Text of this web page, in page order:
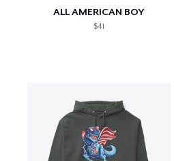
ALL AMERICAN BOY
$41